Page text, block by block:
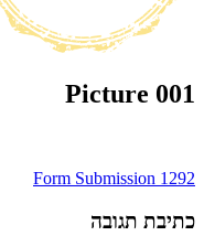
Picture 001
ניווט
Form Submission 1292
כתיבת תגובה